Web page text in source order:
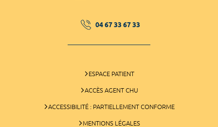
04 67 33 67 33
ESPACE PATIENT
ACCÈS AGENT CHU
ACCESSIBILITÉ : PARTIELLEMENT CONFORME
MENTIONS LÉGALES